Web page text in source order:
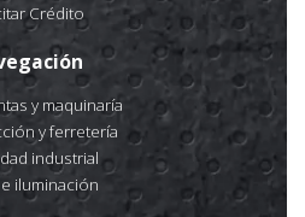
Crédito
y maquinaría
y ferretería
industrial
iluminación